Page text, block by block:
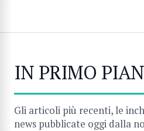
IN PRIMO
Gli articoli più recenti, le
news pubblicate oggi dalla